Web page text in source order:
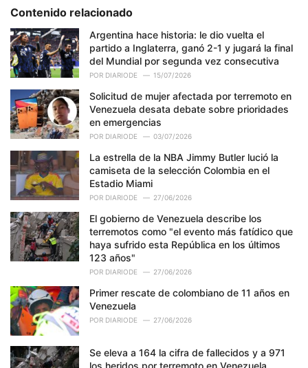
o
r
i
e
s
:
:Contenido relacionado
Argentina hace historia: le dio vuelta el
partido a Inglaterra, ganó 2-1 y jugará la final
del Mundial por segunda vez consecutiva
POR DIARIODE 15/07/2026
Solicitud de mujer afectada por terremoto en
Venezuela desata debate sobre prioridades
en emergencias
POR DIARIODE 03/07/2026
La estrella de la NBA Jimmy Butler lució la
camiseta de la selección Colombia en el
Estadio Miami
POR DIARIODE 27/06/2026
El gobierno de Venezuela describe los
terremotos como "el evento más fatídico que
haya sufrido esta República en los últimos
123 años"
POR DIARIODE 27/06/2026
Primer rescate de colombiano de 11 años en
Venezuela
POR DIARIODE 27/06/2026
Se eleva a 164 la cifra de fallecidos y a 971
los heridos por terremoto en Venezuela